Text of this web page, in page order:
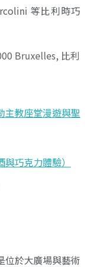
等比利時巧
Bruxelles, 比利
主教座堂漫遊與聖
巧克力體驗）
位於大廣場與藝術